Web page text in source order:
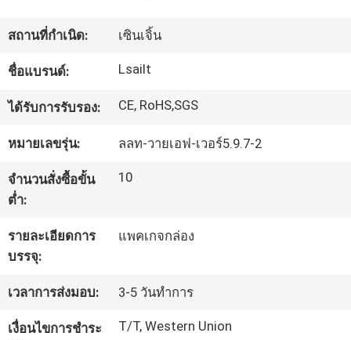
กับ
เรา
โรงงาน
ควบคุม
คุณภาพ
ติดต่อ
สถานที่กำเนิด: เซินเจิ้น
ชื่อแบรนด์: Lsailt
ได้รับการรับรอง: CE, RoHS,SGS
หมายเลขรุ่น: ลลท-วายเอฟ-เวอร์5.9.7-2
จำนวนสั่งซื้อขั้น
ต่ำ:
10
รายละเอียดการ
บรรจุ:
แพคเกจกล่อง
เวลาการส่งมอบ: 3-5 วันทำการ
เงื่อนไขการชำระ
T/T, Western Union